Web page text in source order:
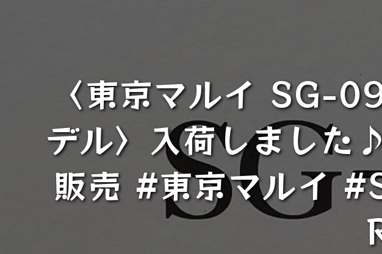
〈東京マルイ SG-
デル〉入荷しまし
販売 #東京マルイ